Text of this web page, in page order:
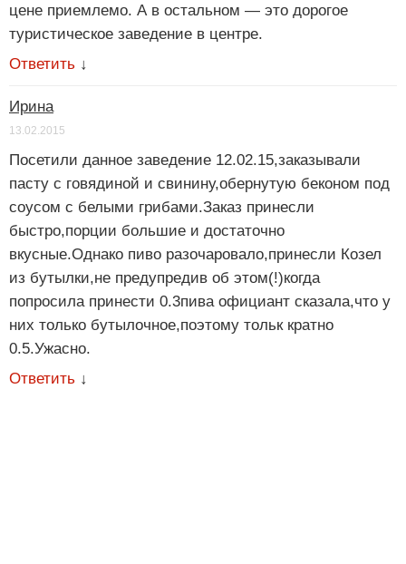
цене приемлемо. А в остальном — это дорогое
туристическое заведение в центре.
Ответить ↓
Ирина
13.02.2015
Посетили данное заведение 12.02.15,заказывали
пасту с говядиной и свинину,обернутую беконом под
соусом с белыми грибами.Заказ принесли
быстро,порции большие и достаточно
вкусные.Однако пиво разочаровало,принесли Козел
из бутылки,не предупредив об этом(!)когда
попросила принести 0.3пива официант сказала,что у
них только бутылочное,поэтому тольк кратно
0.5.Ужасно.
Ответить ↓